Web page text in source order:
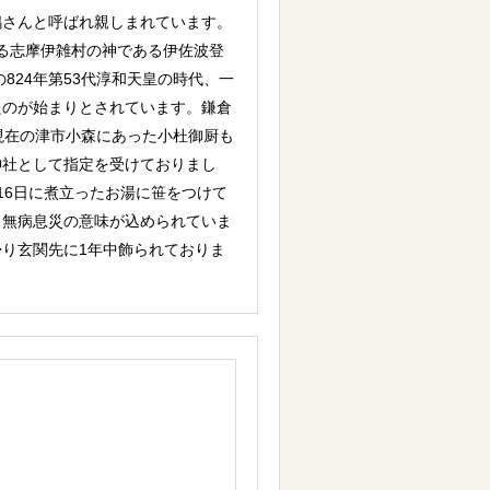
んと呼ばれ親しまれています。
志摩伊雑村の神である伊佐波登
年第53代淳和天皇の時代、一
が始まりとされています。鎌倉
の津市小森にあった小杜御厨も
として指定を受けておりまし
日に煮立ったお湯に笹をつけて
病息災の意味が込められていま
玄関先に1年中飾られておりま